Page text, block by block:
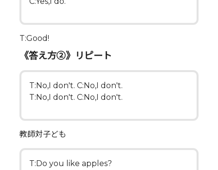
T:Good!
《答え方②》リピート
T:No,I don't. C:No,I don't.
T:No,I don't. C:No,I don't.
教師対子ども
T:Do you like apples?